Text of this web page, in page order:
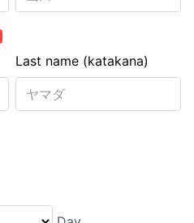
Last name (katakana)